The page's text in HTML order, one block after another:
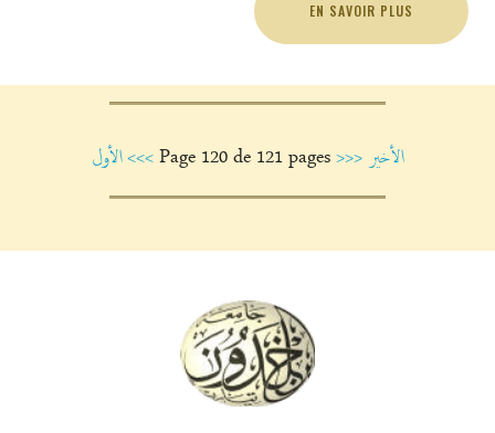
EN SAVOIR PLUS
الأول<<<Page 120 de 121 pages>>>الأخير